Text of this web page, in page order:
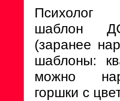
Психолог
шаблон
(заранее
шаблоны:
можно
горшки с